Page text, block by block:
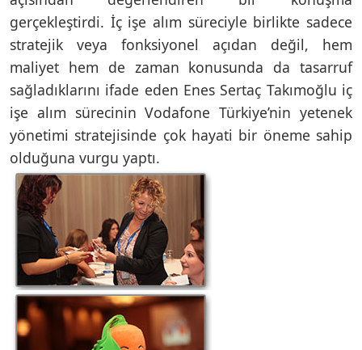
gerçekleştirdi. İç işe alım süreciyle birlikte sadece
stratejik veya fonksiyonel açıdan değil, hem
maliyet hem de zaman konusunda da tasarruf
sağladıklarını ifade eden Enes Sertaç Takımoğlu iç
işe alım sürecinin Vodafone Türkiye’nin yetenek
yönetimi stratejisinde çok hayati bir öneme sahip
olduğuna vurgu yaptı.